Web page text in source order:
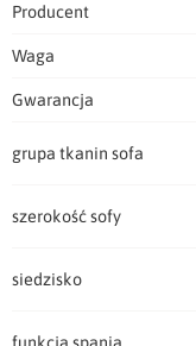
Producent
Waga
Gwarancja
grupa tkanin sofa
szerokość sofy
siedzisko
funkcja spania